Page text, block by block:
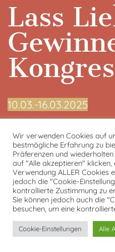
Lass
10.03.-16.03.2025
Kongress-
Kongresspaket
Kontakt
Impressum
von und mit
Wir verwenden Cookies auf
bestmögliche Erfahrung zu
Präferenzen und
auf "Alle akzeptieren"
Verwendung ALLER Cookies
jedoch die "Cookie-
kontrollierte Zustimmung zu
Sie können jedoch auch die
besuchen, um eine
Cookie-Einstellungen Alle